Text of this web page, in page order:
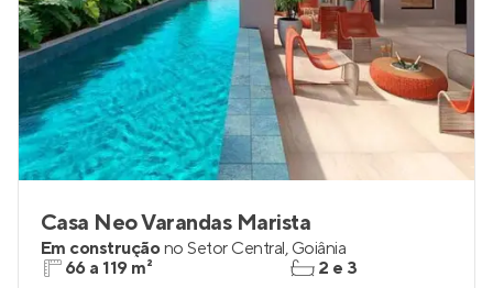
Casa Neo Varandas Marista
Em construçãono Setor Central, Goiânia
66 a 119 m²
2 e 3